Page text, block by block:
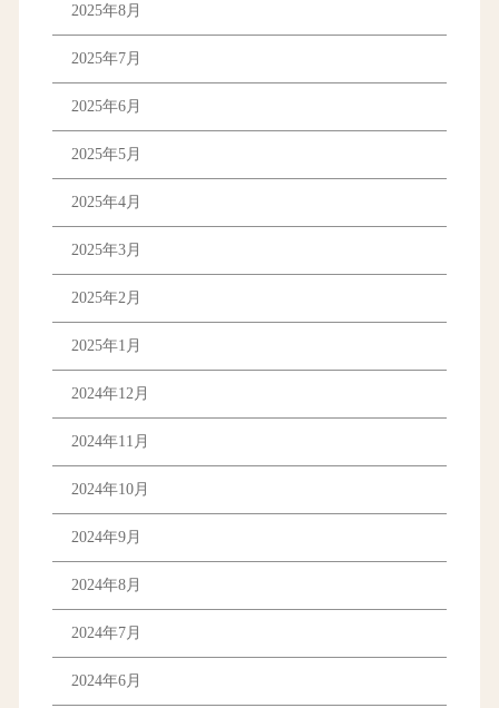
2025年8月
2025年7月
2025年6月
2025年5月
2025年4月
2025年3月
2025年2月
2025年1月
2024年12月
2024年11月
2024年10月
2024年9月
2024年8月
2024年7月
2024年6月